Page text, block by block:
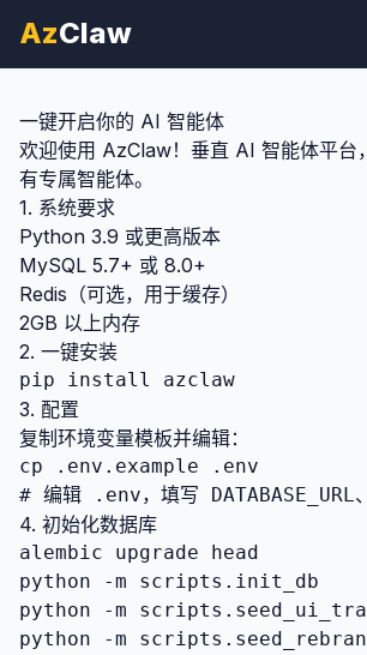
AzClaw
一键开启你的 AI 智能体
欢迎使用 AzClaw！垂直 AI 智能体平台
有专属智能体。
1. 系统要求
Python 3.9 或更高版本
MySQL 5.7+ 或 8.0+
Redis（可选，用于缓存）
2GB 以上内存
2. 一键安装
pip install azclaw
3. 配置
复制环境变量模板并编辑：
cp .env.example .env
# 编辑 .env，填写 DATABASE_URL
4. 初始化数据库
alembic upgrade head
python -m scripts.init_db
python -m
python -m